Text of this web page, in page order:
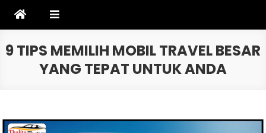
9 TIPS MEMILIH MOBIL TRAVEL BESAR
YANG TEPAT UNTUK ANDA